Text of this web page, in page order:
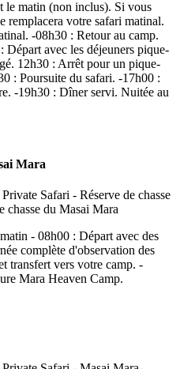
le matin (non inclus). Si vous
remplacera votre safari matinal.
-08h30 : Retour au camp.
Départ avec les déjeuners pique-
12h30 : Arrêt pour un pique-
: Poursuite du safari. -17h00 :
-19h30 : Dîner servi. Nuitée au
Mara
- 08h00 : Départ avec des
complète d'observation des
transfert vers votre camp. -
Mara Heaven Camp.